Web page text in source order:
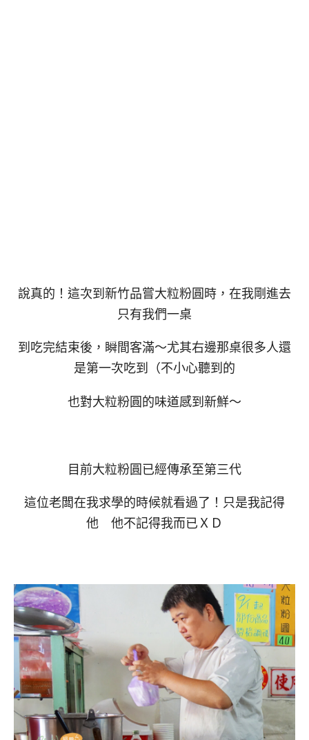
說真的！這次到新竹品嘗大粒粉圓時，在我剛進去
只有我們一桌
到吃完結束後，瞬間客滿～尤其右邊那桌很多人還
是第一次吃到（不小心聽到的
也對大粒粉圓的味道感到新鮮～
目前大粒粉圓已經傳承至第三代
這位老闆在我求學的時候就看過了！只是我記得
他 他不記得我而已ＸＤ